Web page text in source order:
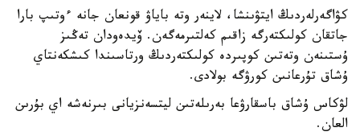
كۋاگەرلەردىڭ ايتۋىنشا، لاينەر وتە باياۋ قونعان جانە ءوتىپ بارا
جاتقان كولىكتەرگە زاقىم كەلتىرمەگەن. ۆيدەودان تەڭىز
ۇستىنەن وتەتىن كوپىردە كولىكتەردىڭ ورتاسىندا كىشكەنتاي
ۇشاق تۇرعانىن كورۋگە بولادى.
لۋكاس ۇشاق باسقارۋعا بەرىلەتىن ليتسەنزيانى بىرنەشە اي بۇرىن
العان.